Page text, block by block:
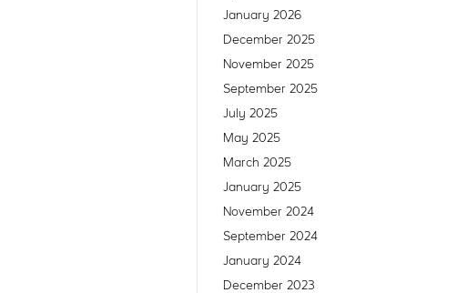
January 2026
December 2025
November 2025
September 2025
July 2025
May 2025
March 2025
January 2025
November 2024
September 2024
January 2024
December 2023